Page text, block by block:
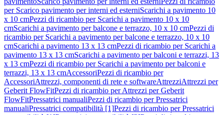
per Scarico pavimento per interni ed esterniScarichi a pavimento 10
x 10 cmPezzi di ricambio per Scarichi a pavimento 10 x 10
cmScarichi a pavimento per balcone e terrazzo, 10 x 10 cmPezzi di
ricambio per Scarichi a pavimento per balcone e terrazzo, 10 x 10
cmScarichi a pavimento 13 x 13 cmPezzi di ricambio per Scarichi a
pavimento 13 x 13 cmScarichi a pavimento per balconi e terrazzi, 13
x 13 cmPezzi di ricambio per Scarichi a pavimento per balconi e
terrazzi, 13 x 13 cmAccessoriPezzi di ricambio per
AccessoriAttrezzi, componenti di rete e softwareAttrezziAttrezzi per
Geberit FlowFitPezzi di ricambio per Attrezzi per Geberit
FlowFitPressatrici manualiPezzi di ricambio per Pressatrici
manualiPressatrici compatibilità [1]Pezzi di ricambio per Pressatrici